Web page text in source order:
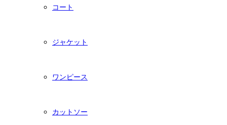
コート
ジャケット
ワンピース
カットソー